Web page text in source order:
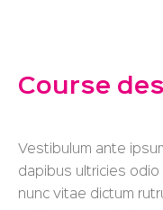
Course
Vestibulum ante
dapibus ultricies
nunc vitae dictum